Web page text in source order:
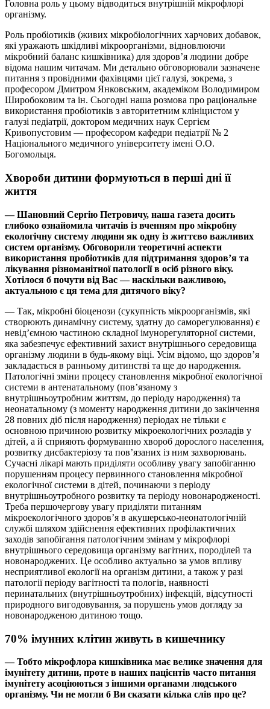
Головна роль у цьому відводиться внутрішній мікрофлорі
організму.
Роль пробіотиків (живих мікробіологічних харчових добавок,
які уражають шкідливі мікроорганізми, відновлюючи
мікробний баланс кишківника) для здоров’я людини добре
відома нашим читачам. Ми детально обговорювали зазначене
питання з провідними фахівцями цієї галузі, зокрема, з
професором Дмитром Янковським, академіком Володимиром
Широбоковим та ін. Сьогодні наша розмова про раціональне
використання пробіотиків з авторитетним клініцистом у
галузі педіатрії, доктором медичних наук Сергієм
Кривопустовим — професором кафедри педіатрії № 2
Національного медичного університету імені О.О.
Богомольця.
Хвороби дитини формуються в перші дні її
життя
— Шановний Сергію Петровичу, наша газета досить
глибоко ознайомила читачів із вченням про мікробну
екологічну систему людини як одну із життєво важливих
систем організму. Обговорили теоретичні аспекти
використання пробіотиків для підтримання здоров’я та
лікування різноманітної патології в осіб різного віку.
Хотілося б почути від Вас — наскільки важливою,
актуальною є ця тема для дитячого віку?
— Так, мікробні біоценози (сукупність мікроорганізмів, які
створюють динамічну систему, здатну до саморегулювання) є
невід’ємною частиною складної імунорегуляторної системи,
яка забезпечує ефективний захист внутрішнього середовища
організму людини в будь-якому віці. Усім відомо, що здоров’я
закладається в ранньому дитинстві та ще до народження.
Патологічні зміни процесу становлення мікробної екологічної
системи в антенатальному (пов’язаному з
внутрішньоутробним життям, до періоду народження) та
неонатальному (з моменту народження дитини до закінчення
28 повних діб після народження) періодах не тільки є
основною причиною розвитку мікроекологічних розладів у
дітей, а й сприяють формуванню хвороб дорослого населення,
розвитку дисбактеріозу та пов’язаних із ним захворювань.
Сучасні лікарі мають приділяти особливу увагу запобіганню
порушенням процесу первинного становлення мікробної
екологічної системи в дітей, починаючи з періоду
внутрішньоутробного розвитку та періоду новонародженості.
Треба першочергову увагу приділяти питанням
мікроекологічного здоров’я в акушерсько-неонатологічній
службі шляхом здійснення ефективних профілактичних
заходів запобігання патологічним змінам у мікрофлорі
внутрішнього середовища організму вагітних, породілей та
новонароджених. Це особливо актуально за умов впливу
несприятливої екології на організм дитини, а також у разі
патології періоду вагітності та пологів, наявності
перинатальних (внутрішньоутробних) інфекцій, відсутності
природного вигодовування, за порушень умов догляду за
новонародженою дитиною тощо.
70% імунних клітин живуть в кишечнику
— Тобто мікрофлора кишківника має велике значення для
імунітету дитини, проте в наших пацієнтів часто питання
імунітету асоціюються з іншими органами людського
організму. Чи не могли б Ви сказати кілька слів про це?